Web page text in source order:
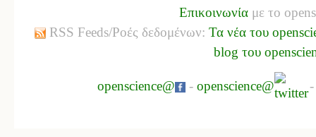
Επικοινωνία με το
RSS Feeds/Ροές δεδομένων: Τα νέα του
blog του
openscience@ - openscience@